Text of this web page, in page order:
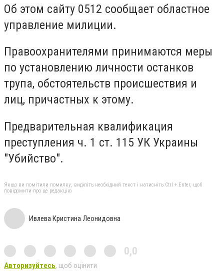
Об этом сайту 0512 сообщает областное
управление милиции.
Правоохранителями принимаются меры
по установлению личности останков
трупа, обстоятельств происшествия и
лиц, причастных к этому.
Предварительная квалификация
преступления ч. 1 ст. 115 УК Украины
"Убийство".
Якщо ви помітили помилку, виділіть необхідний текст і натисніть Ctrl + Enter, щоб
повідомити про це редакцію
Ивлева Кристина Леонидовна
0,0
Авторизуйтесь, щоб оцінити